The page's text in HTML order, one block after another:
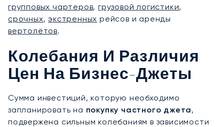
групповых чартеров,грузовой логистики,
срочных,экстренных рейсов и аренды
вертолётов.
Колебания И Различия
Цен На Бизнес-Джеты
Сумма инвестиций, которую необходимо
запланировать на покупку частного джета,
подвержена сильным колебаниям в зависимости